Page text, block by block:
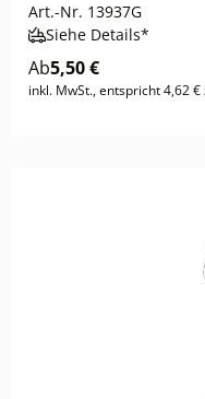
Art.-Nr. 13937G
Siehe Details*
Ab5,50 €
inkl. MwSt., entspricht 4,62